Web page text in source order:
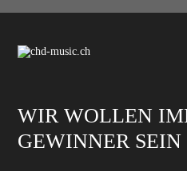
WIR WOLLEN
GEWINNER SEIN